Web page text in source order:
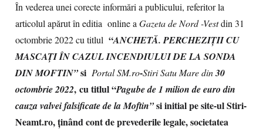
În vederea unei corecte informări a publicului, referitor la
articolul apărut în editia online aGazeta de Nord -Vestdin 31
octombrie 2022 cu titlul “ANCHETĂ. PERCHEZIȚII CU
MASCAȚI ÎN CAZUL INCENDIULUI DE LA SONDA
DIN MOFTIN”si Portal SM.ro-Stiri Satu Mare din30
octombrie 2022, cu titlul “Pagube de 1 milion de euro din
cauza valvei falsificate de la Moftin”si initial pe site-ul Stiri-
Neamt.ro,ținând cont de prevederile legale, societatea